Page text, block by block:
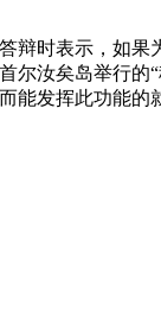
辩时表示，如
尔汝矣岛举行
能发挥此功能